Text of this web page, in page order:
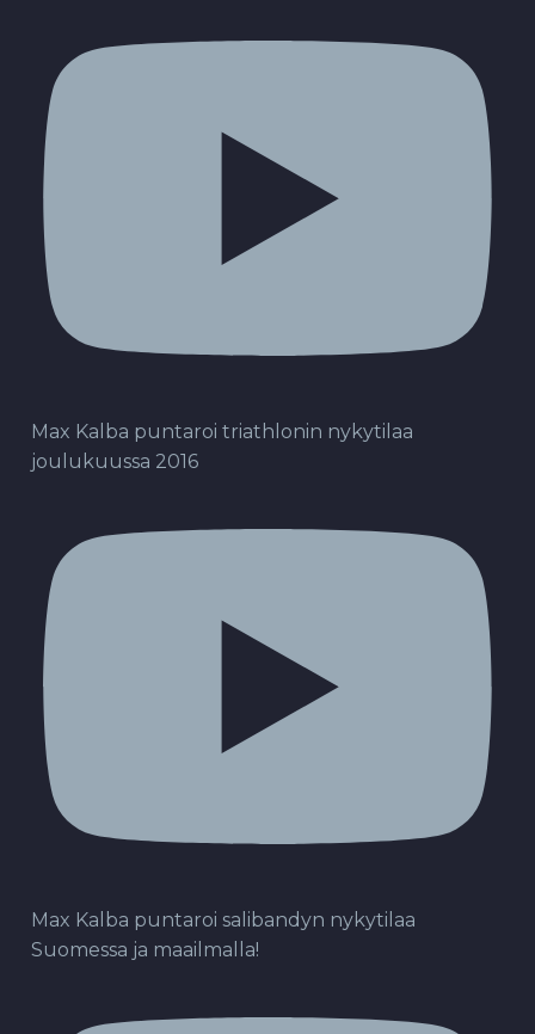
Max Kalba puntaroi triathlonin nykytilaa
joulukuussa 2016
Max Kalba puntaroi salibandyn nykytilaa
Suomessa ja maailmalla!